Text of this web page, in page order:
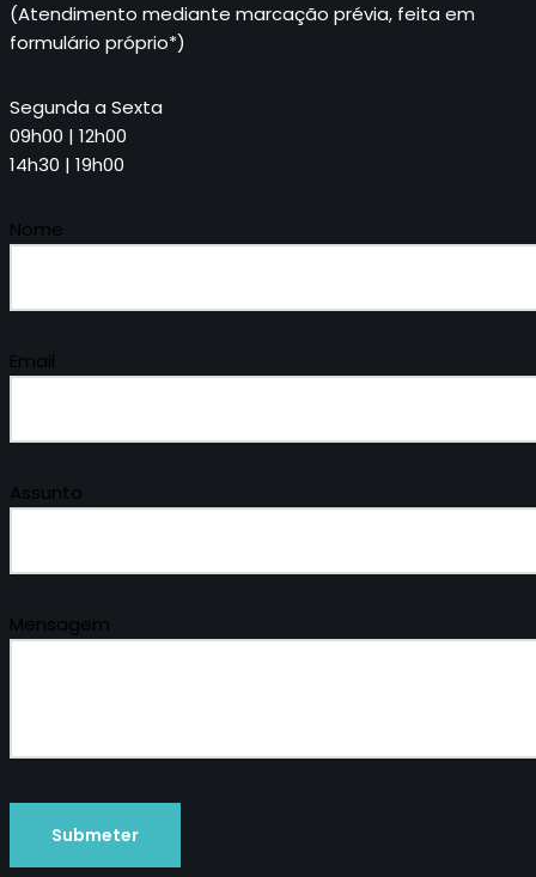
(Atendimento mediante marcação prévia, feita em
formulário próprio*)
Segunda a Sexta
09h00 | 12h00
14h30 | 19h00
Nome
Email
Assunto
Mensagem